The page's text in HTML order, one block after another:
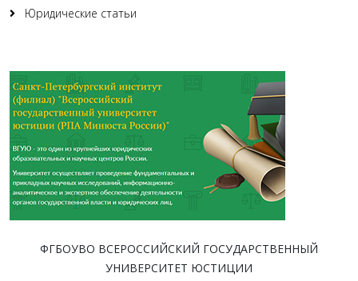
Юридические статьи
ФГБОУВО ВСЕРОССИЙСКИЙ ГОСУДАРСТВЕННЫЙ
УНИВЕРСИТЕТ ЮСТИЦИИ